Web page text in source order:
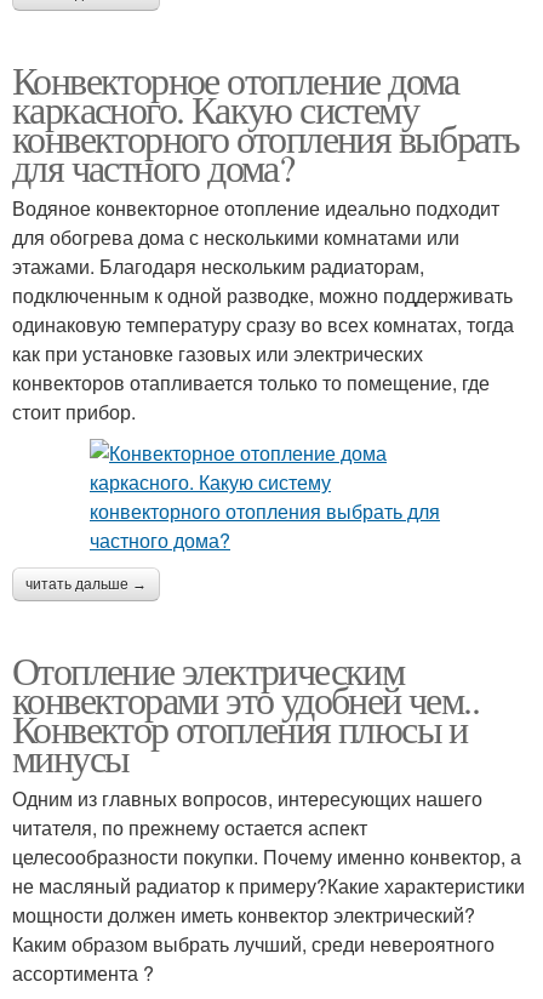
Конвекторное отопление дома
каркасного. Какую систему
конвекторного отопления выбрать
для частного дома?
Водяное конвекторное отопление идеально подходит
для обогрева дома с несколькими комнатами или
этажами. Благодаря нескольким радиаторам,
подключенным к одной разводке, можно поддерживать
одинаковую температуру сразу во всех комнатах, тогда
как при установке газовых или электрических
конвекторов отапливается только то помещение, где
стоит прибор.
читать дальше →
Отопление электрическим
конвекторами это удобней чем..
Конвектор отопления плюсы и
минусы
Одним из главных вопросов, интересующих нашего
читателя, по прежнему остается аспект
целесообразности покупки. Почему именно конвектор, а
не масляный радиатор к примеру?Какие характеристики
мощности должен иметь конвектор электрический?
Каким образом выбрать лучший, среди невероятного
ассортимента ?